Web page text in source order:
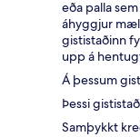
eða palla
áhyggjur
gististaðinn
upp á
Á þessum
Þessi
Samþykkt